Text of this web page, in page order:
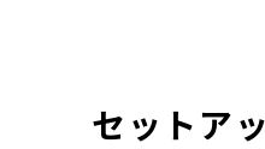
セットア